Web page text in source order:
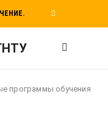
программы обучения